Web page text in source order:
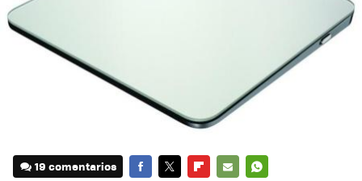
19 comentarios